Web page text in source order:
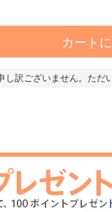
カート
し訳ございません。ただ